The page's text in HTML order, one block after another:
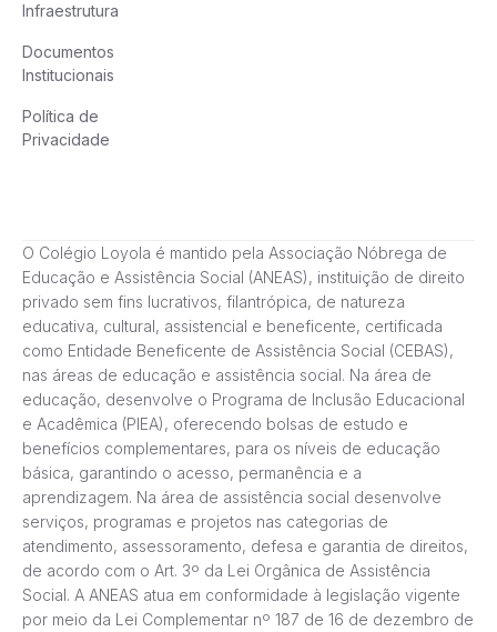
Infraestrutura
Documentos
Institucionais
Política de
Privacidade
O Colégio Loyola é mantido pela Associação Nóbrega de
Educação e Assistência Social (ANEAS), instituição de direito
privado sem fins lucrativos, filantrópica, de natureza
educativa, cultural, assistencial e beneficente, certificada
como Entidade Beneficente de Assistência Social (CEBAS),
nas áreas de educação e assistência social. Na área de
educação, desenvolve o Programa de Inclusão Educacional
e Acadêmica (PIEA), oferecendo bolsas de estudo e
benefícios complementares, para os níveis de educação
básica, garantindo o acesso, permanência e a
aprendizagem. Na área de assistência social desenvolve
serviços, programas e projetos nas categorias de
atendimento, assessoramento, defesa e garantia de direitos,
de acordo com o Art. 3º da Lei Orgânica de Assistência
Social. A ANEAS atua em conformidade à legislação vigente
por meio da Lei Complementar nº 187 de 16 de dezembro de